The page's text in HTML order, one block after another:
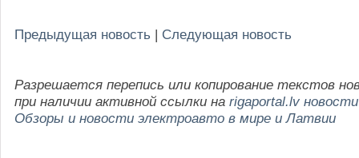
Предыдущая новость | Следующая новость
Разрешается перепись или копирование текстов
при наличии активной ссылки на rigaportal.lv новости
Обзоры и новости электроавто в мире и Латвии